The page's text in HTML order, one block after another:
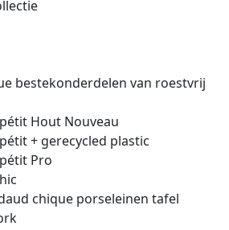
bestekonderdelen van roestvrij
Hout Nouveau
+ gerecycled plastic
Pro
chique porseleinen tafel